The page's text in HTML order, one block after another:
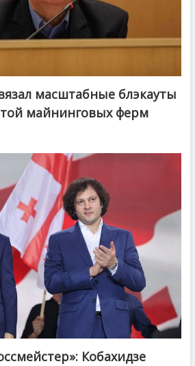
масштабные блэкауты
майнинговых ферм
Dream
Кобахидзе